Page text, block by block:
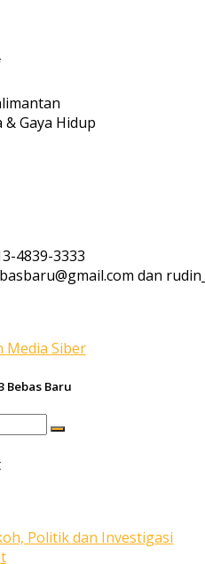
Gaya Hidup
4839-3333
dan
Media Siber
Baru
Politik dan Investigasi